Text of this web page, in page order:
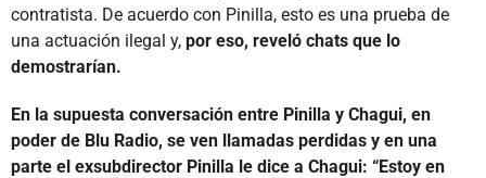
contratista. De acuerdo con Pinilla, esto es una prueba de
una actuación ilegal y, por eso, reveló chats que lo
demostrarían.
En la supuesta conversación entre Pinilla y Chagui, en
poder de Blu Radio, se ven llamadas perdidas y en una
parte el exsubdirector Pinilla le dice a Chagui: “Estoy en